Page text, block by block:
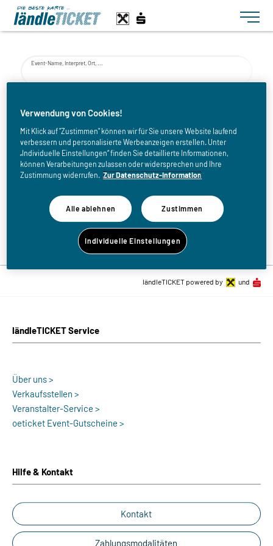
Toggle
Event-Name, Interpret, Ort, ...
bis
Zurück zur Eventliste
ländleTICKET Service
Über uns >
Verkaufsstellen >
Veranstalter-Service >
oeticket Event-Gutscheine >
Hilfe & Kontakt
Kontakt
Zahlungsmodalitäten
ländleTICKET powered by und
Verwendung von Cookies!
Mit Klick auf "Zustimmen" können wir für Sie unsere Website laufend
verbessern und personalisierte Werbeanzeigen erstellen. Unter
„Individuelle Einstellungen“ finden Sie detaillierte Informationen,
können Verarbeitungen zulassen oder widersprechen und Ihre
Zustimmung widerrufen. Zur Datenschutz-Information
Alle ablehnen Zustimmen
Individuelle Einstellungen